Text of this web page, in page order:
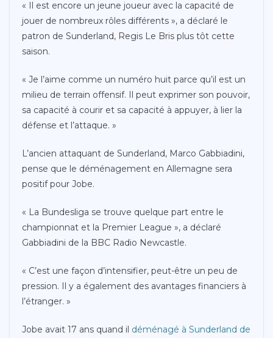
« Il est encore un jeune joueur avec la capacité de
jouer de nombreux rôles différents », a déclaré le
patron de Sunderland, Regis Le Bris plus tôt cette
saison.
« Je l’aime comme un numéro huit parce qu’il est un
milieu de terrain offensif. Il peut exprimer son pouvoir,
sa capacité à courir et sa capacité à appuyer, à lier la
défense et l’attaque. »
L’ancien attaquant de Sunderland, Marco Gabbiadini,
pense que le déménagement en Allemagne sera
positif pour Jobe.
« La Bundesliga se trouve quelque part entre le
championnat et la Premier League », a déclaré
Gabbiadini de la BBC Radio Newcastle.
« C’est une façon d’intensifier, peut-être un peu de
pression. Il y a également des avantages financiers à
l’étranger. »
Jobe avait 17 ans quand il déménagé à Sunderland de